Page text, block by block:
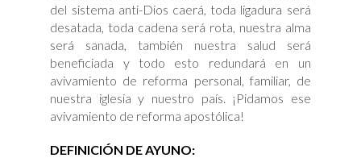
del sistema anti-Dios caerá, toda ligadura será
desatada, toda cadena será rota, nuestra alma
será sanada, también nuestra salud será
beneficiada y todo esto redundará en un
avivamiento de reforma personal, familiar, de
nuestra iglesia y nuestro país. ¡Pidamos ese
avivamiento de reforma apostólica!
DEFINICIÓN DE AYUNO: